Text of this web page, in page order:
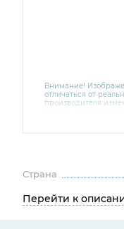
Внимание!
отличаться от
производителя
консультантов по
Страна
Перейти к